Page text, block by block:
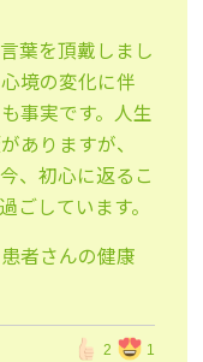
葉を頂戴しまし
境の変化に伴
事実です。人生
ありますが、
、初心に返るこ
ごしています。
者さんの健康
2 1